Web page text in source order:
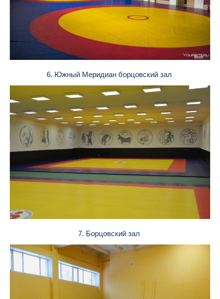
6. Южный Меридиан борцовский зал
7. Борцовский зал